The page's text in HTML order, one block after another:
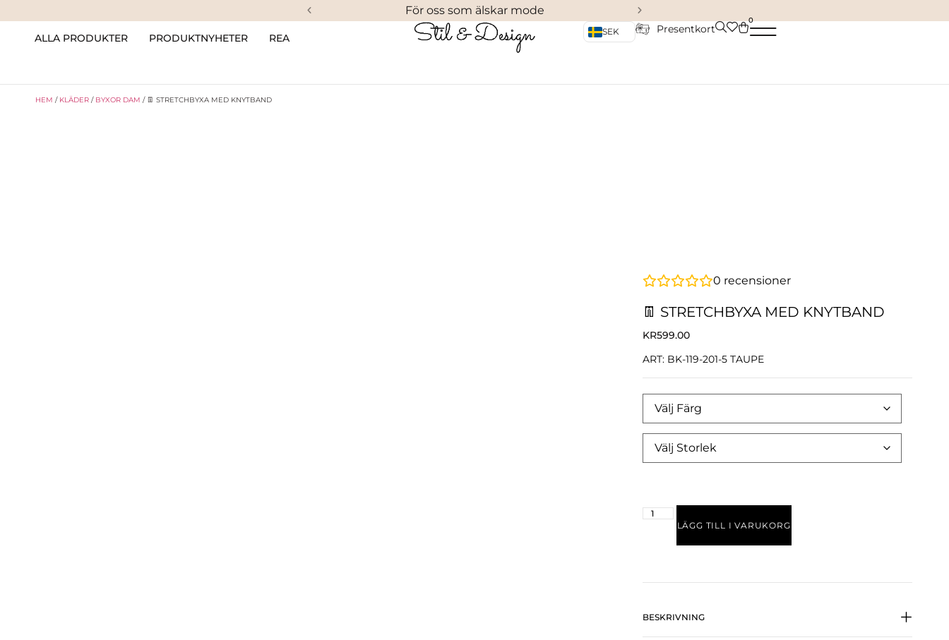
För oss som älskar mode
ALLA PRODUKTER PRODUKTNYHETER REA
SEK Presentkort
0
HEM / KLÄDER / BYXOR DAM / 👖 STRETCHBYXA MED KNYTBAND
0 recensioner
👖 STRETCHBYXA MED KNYTBAND
KR599.00
ART: BK-119-201-5 TAUPE
LÄGG TILL I VARUKORG
BESKRIVNING